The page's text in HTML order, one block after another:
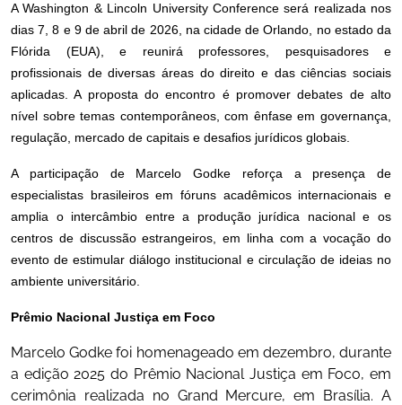
A Washington & Lincoln University Conference será realizada nos
dias 7, 8 e 9 de abril de 2026, na cidade de Orlando, no estado da
Flórida (EUA), e reunirá professores, pesquisadores e
profissionais de diversas áreas do direito e das ciências sociais
aplicadas. A proposta do encontro é promover debates de alto
nível sobre temas contemporâneos, com ênfase em governança,
regulação, mercado de capitais e desafios jurídicos globais.
A participação de Marcelo Godke reforça a presença de
especialistas brasileiros em fóruns acadêmicos internacionais e
amplia o intercâmbio entre a produção jurídica nacional e os
centros de discussão estrangeiros, em linha com a vocação do
evento de estimular diálogo institucional e circulação de ideias no
ambiente universitário.
Prêmio Nacional Justiça em Foco
Marcelo Godke foi homenageado em dezembro, durante
a edição 2025 do Prêmio Nacional Justiça em Foco, em
cerimônia realizada no Grand Mercure, em Brasília. A